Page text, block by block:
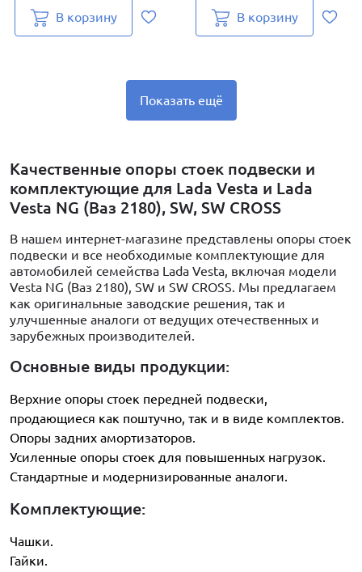
В корзину В корзину
Показать ещё
Качественные опоры стоек подвески и
комплектующие для Lada Vesta и Lada
Vesta NG (Ваз 2180), SW, SW CROSS
В нашем интернет-магазине представлены опоры стоек
подвески и все необходимые комплектующие для
автомобилей семейства Lada Vesta, включая модели
Vesta NG (Ваз 2180), SW и SW CROSS. Мы предлагаем
как оригинальные заводские решения, так и
улучшенные аналоги от ведущих отечественных и
зарубежных производителей.
Основные виды продукции:
Верхние опоры стоек передней подвески,
продающиеся как поштучно, так и в виде комплектов.
Опоры задних амортизаторов.
Усиленные опоры стоек для повышенных нагрузок.
Стандартные и модернизированные аналоги.
Комплектующие:
Чашки.
Гайки.